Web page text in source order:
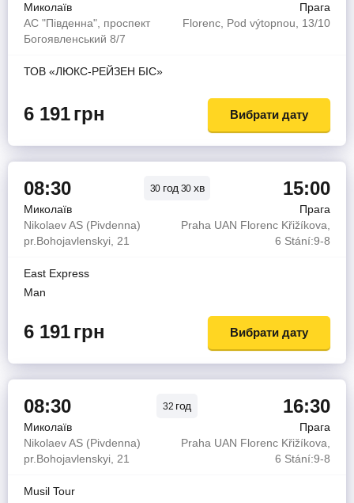
Миколаїв
Прага
АС "Південна", проспект
Богоявленський 8/7
Florenc, Pod výtopnou, 13/10
ТОВ «ЛЮКС-РЕЙЗЕН БІС»
6 191грн Вибрати дату
08:30 30 год 30 хв 15:00
Миколаїв
Прага
Nikolaev AS (Pivdenna)
pr.Bohojavlenskyi, 21
Praha UAN Florenc Křižíkova,
6 Stání:9-8
East Express
Man
6 191грн Вибрати дату
08:30 32 год 16:30
Миколаїв
Прага
Nikolaev AS (Pivdenna)
pr.Bohojavlenskyi, 21
Praha UAN Florenc Křižíkova,
6 Stání:9-8
Musil Tour